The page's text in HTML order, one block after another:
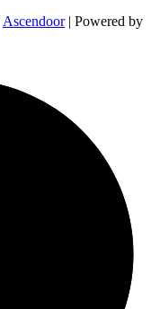
Ascendoor| Powered by